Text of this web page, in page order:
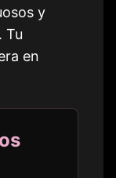
y
Tu
en